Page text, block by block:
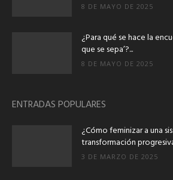
8 DE MAYO DE 2025
¿Para qué se hace la
que se sepa’?...
8 DE MAYO DE 2025
ENTRADAS POPULARES
¿Cómo feminizar a una
transformación
3 DE MARZO DE 2025